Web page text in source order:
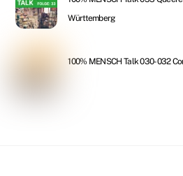
Württemberg
100% MENSCH Talk 030-032